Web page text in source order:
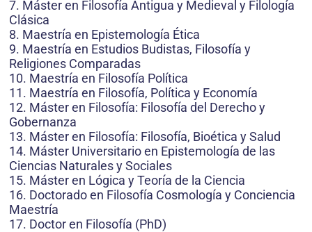
7. Máster en Filosofía Antigua y Medieval y Filología
Clásica
8. Maestría en Epistemología Ética
9. Maestría en Estudios Budistas, Filosofía y
Religiones Comparadas
10. Maestría en Filosofía Política
11. Maestría en Filosofía, Política y Economía
12. Máster en Filosofía: Filosofía del Derecho y
Gobernanza
13. Máster en Filosofía: Filosofía, Bioética y Salud
14. Máster Universitario en Epistemología de las
Ciencias Naturales y Sociales
15. Máster en Lógica y Teoría de la Ciencia
16. Doctorado en Filosofía Cosmología y Conciencia
Maestría
17. Doctor en Filosofía (PhD)